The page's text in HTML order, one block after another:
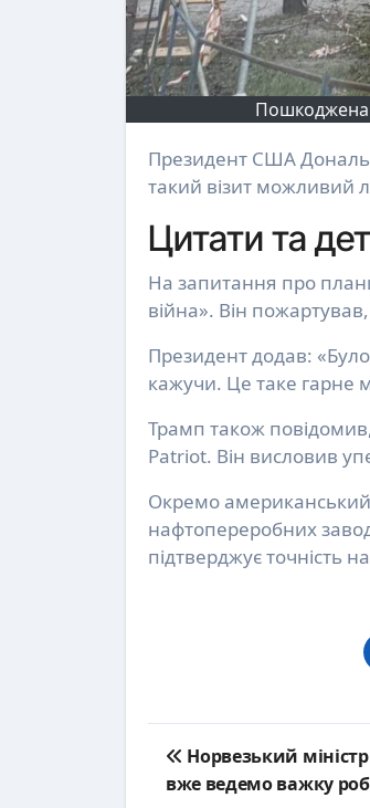
Пошкоджена
Президент США Дональд Трамп заявив про готовність відвідати Україну, але уточнив, що
такий візит можливий
Цитати та
На запитання про
війна». Він
Президент додав:
кажучи. Це таке гарне
Трамп також
Patriot. Він висловив
Окремо американський
нафтопереробних
підтверджує точність
Post
navigation
Норвезький
вже ведемо важку